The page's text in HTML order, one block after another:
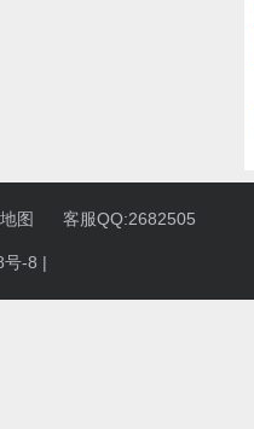
图 客服QQ:2682505
号-8 |